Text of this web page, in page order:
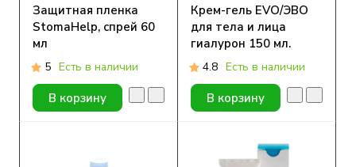
Защитная пленка
StomaHelp, спрей 60
мл
5 Есть в наличии
В корзину
Крем-гель EVO/ЭВО
для тела и лица
гиалурон 150 мл.
4.8 Есть в наличии
В корзину